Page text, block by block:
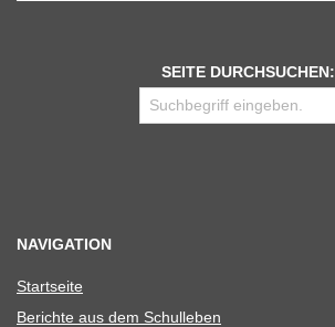
SEITE DURCHSUCHEN:
NAVIGATION
Start­seite
Berichte aus dem Schulleben